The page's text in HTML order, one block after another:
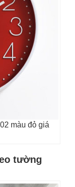
màu đỏ giá
tường